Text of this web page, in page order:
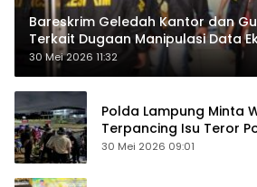
Bareskrim Geledah Kantor dan
Terkait Dugaan Manipulasi Data
30 Mei 2026 11:32
Polda Lampung Minta
Terpancing Isu Teror
Keamanan Ditingkatkan
30 Mei 2026 09:01